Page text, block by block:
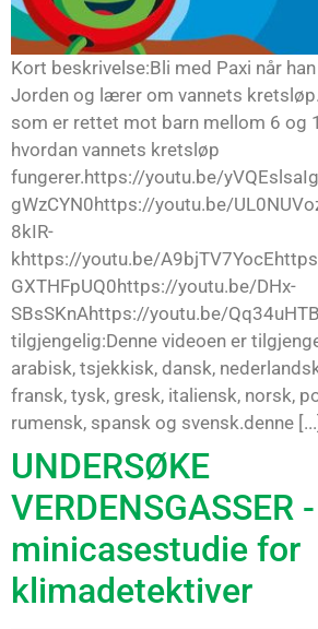
Kort beskrivelse:Bli med Paxi når
Jorden og lærer om vannets
som er rettet mot barn mellom 6 og
hvordan vannets kretsløp
fungerer.https://youtu.be/
gWzCYN0https://youtu.be/
8kIR-
khttps://youtu.be/
GXTHFpUQ0https://youtu.be/DHx-
SBsSKnAhttps://youtu.be/
tilgjengelig:Denne videoen er
arabisk, tsjekkisk, dansk,
fransk, tysk, gresk, italiensk, norsk,
rumensk, spansk og svensk.denne
UNDERSØKE
VERDENSGASSER
minicasestudie for
klimadetektiver